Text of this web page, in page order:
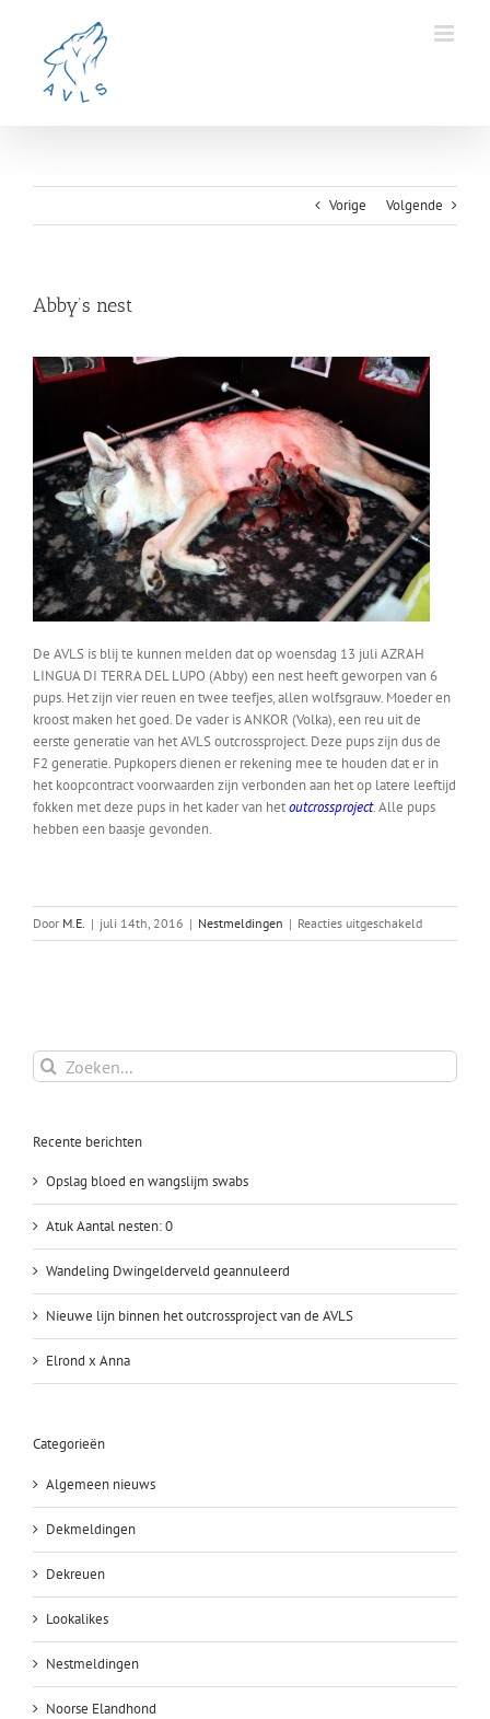
Vorige Volgende
Abby’s nest
De AVLS is blij te kunnen melden dat op woensdag 13 juli AZRAH
LINGUA DI TERRA DEL LUPO (Abby) een nest heeft geworpen van 6
pups. Het zijn vier reuen en twee teefjes, allen wolfsgrauw. Moeder en
kroost maken het goed. De vader is ANKOR (Volka), een reu uit de
eerste generatie van het AVLS outcrossproject. Deze pups zijn dus de
F2 generatie. Pupkopers dienen er rekening mee te houden dat er in
het koopcontract voorwaarden zijn verbonden aan het op latere leeftijd
fokken met deze pups in het kader van hetoutcrossproject. Alle pups
hebben een baasje gevonden.
Door M.E. | juli 14th, 2016 | Nestmeldingen | Reacties uitgeschakeldvoor
Abby’s
Zoeken
naar:
Recente berichten
Opslag bloed en wangslijm swabs
Atuk Aantal nesten: 0
Wandeling Dwingelderveld geannuleerd
Nieuwe lijn binnen het outcrossproject van de AVLS
Elrond x Anna
Categorieën
Algemeen nieuws
Dekmeldingen
Dekreuen
Lookalikes
Nestmeldingen
Noorse Elandhond